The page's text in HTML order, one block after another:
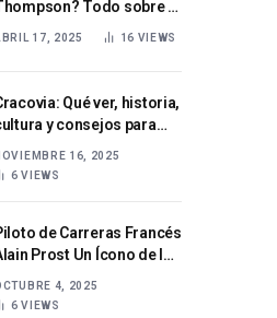
Todo sobre la
17, 2025 16 VIEWS
Qué ver, historia,
y consejos para
encantadora de Polonia
16, 2025
6VIEWS
de Carreras Francés
Prost Un Ícono de la
4, 2025
6VIEWS